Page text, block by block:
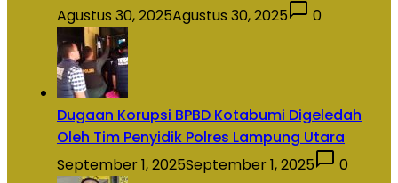
Agustus 30, 2025Agustus 30, 2025 0
Dugaan Korupsi BPBD Kotabumi Digeledah
Oleh Tim Penyidik Polres Lampung Utara
September 1, 2025September 1, 2025 0